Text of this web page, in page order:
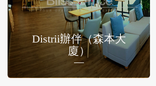
Distrii辦伴（森本大
廈）